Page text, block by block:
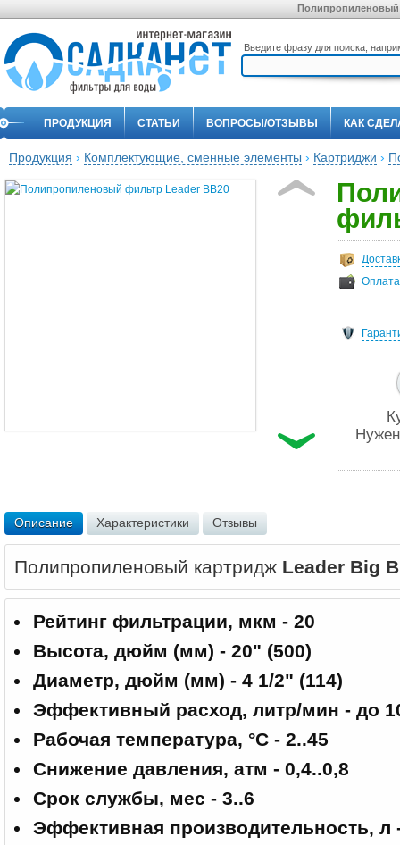
Полипропиленовый
Введите фразу для поиска,
ПРОДУКЦИЯ СТАТЬИ ВОПРОСЫ/ОТЗЫВЫ КАК
Продукция › Комплектующие, сменные элементы › Картриджи ›
Оплата
Описание Характеристики Отзывы
Полипропиленовый картридж Leader Big
Рейтинг фильтрации, мкм - 20
Высота, дюйм (мм) - 20" (500)
Диаметр, дюйм (мм) - 4 1/2" (114)
Эффективный расход, литр/мин - до
Рабочая температура, °С - 2..45
Снижение давления, атм - 0,4..0,8
Срок службы, мес - 3..6
Эффективная производительность, л